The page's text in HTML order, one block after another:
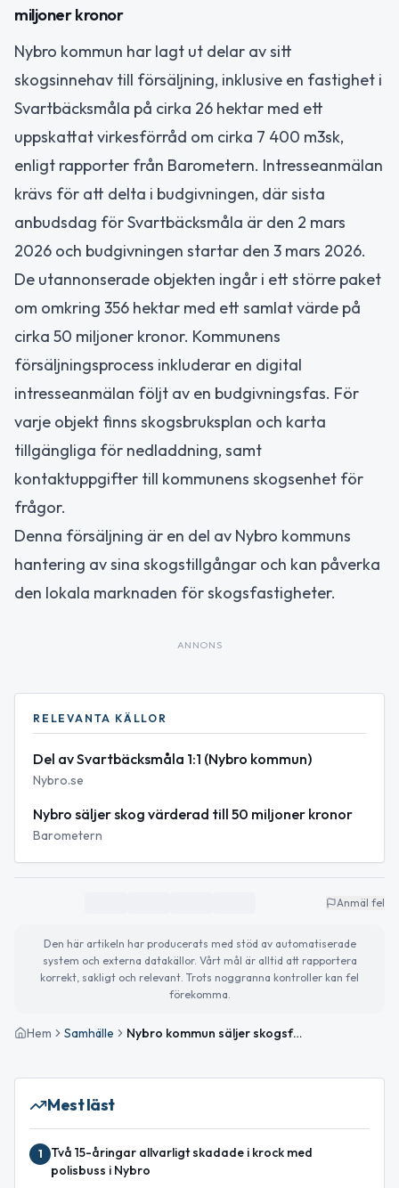
miljoner kronor
Nybro kommun har lagt ut delar av sitt
skogsinnehav till försäljning, inklusive en fastighet i
Svartbäcksmåla på cirka 26 hektar med ett
uppskattat virkesförråd om cirka 7 400 m3sk,
enligt rapporter från Barometern. Intresseanmälan
krävs för att delta i budgivningen, där sista
anbudsdag för Svartbäcksmåla är den 2 mars
2026 och budgivningen startar den 3 mars 2026.
De utannonserade objekten ingår i ett större paket
om omkring 356 hektar med ett samlat värde på
cirka 50 miljoner kronor. Kommunens
försäljningsprocess inkluderar en digital
intresseanmälan följt av en budgivningsfas. För
varje objekt finns skogsbruksplan och karta
tillgängliga för nedladdning, samt
kontaktuppgifter till kommunens skogsenhet för
frågor.
Denna försäljning är en del av Nybro kommuns
hantering av sina skogstillgångar och kan påverka
den lokala marknaden för skogsfastigheter.
ANNONS
RELEVANTA KÄLLOR
Del av Svartbäcksmåla 1:1 (Nybro kommun)
Nybro.se
Nybro säljer skog värderad till 50 miljoner kronor
Barometern
Anmäl fel
Den här artikeln har producerats med stöd av automatiserade
system och externa datakällor. Vårt mål är alltid att rapportera
korrekt, sakligt och relevant. Trots noggranna kontroller kan fel
förekomma.
Hem Samhälle Nybro kommun säljer skogsfastigheter för cirka 50 miljoner kronor
Mest läst
1
Två 15-åringar allvarligt skadade i krock med
polisbuss i Nybro